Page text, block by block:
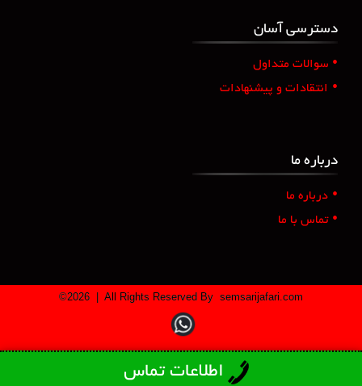
اطلاعات تماس
دسترسی آسان
• سوالات متداول
• انتقادات و پیشنهادات
درباره ما
• درباره ما
• تماس با ما
©2026 | All Rights Reserved By semsarijafari.com